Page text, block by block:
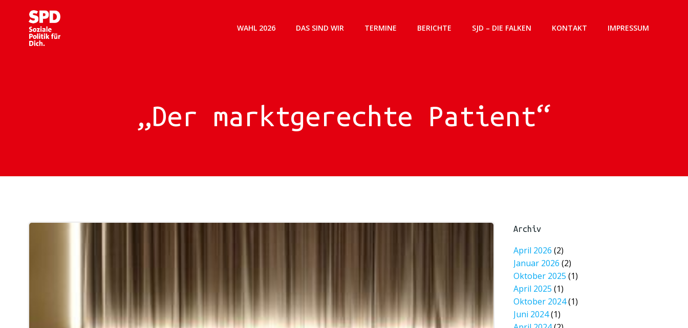
springen
WAHL 2026 DAS SIND WIR TERMINE BERICHTE SJD – DIE FALKEN KONTAKT IMPRESSUM
„Der marktgerechte Patient“
Archiv
April 2026 (2)
Januar 2026 (2)
Oktober 2025 (1)
April 2025 (1)
Oktober 2024(1)
Juni 2024(1)